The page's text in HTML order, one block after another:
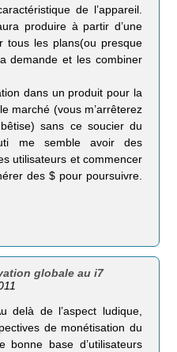
de l’appareil.
produire à partir d’une
tous les plans(ou presque
demande et les combiner
dans un produit pour la
marché (vous m’arrêterez
sans ce soucier du
me semble avoir des
utilisateurs et commencer
des $ pour poursuivre.
globale au i7
delà de l’aspect ludique,
de monétisation du
base d’utilisateurs